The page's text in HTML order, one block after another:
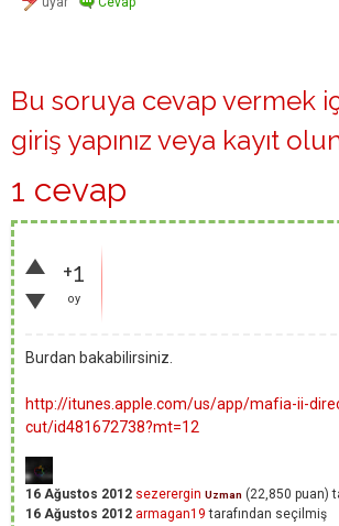
Bu soruya cevap vermek
giriş yapınız veya kayıt
1 cevap
+1
oy
Burdan bakabilirsiniz.
http://itunes.apple.com/us/app/mafia-ii-
cut/id481672738?mt=12
16 Ağustos 2012 sezerergin Uzman (22,850 puan)
16 Ağustos 2012 armagan19 tarafından seçilmiş